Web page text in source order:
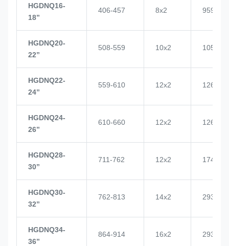
HGDNQ16-
18’’
406-457 8x2 959
HGDNQ20-
22’’
508-559 10x2 1057
HGDNQ22-
24’’
559-610 12x2 1268
HGDNQ24-
26’’
610-660 12x2 1268
HGDNQ28-
30’’
711-762 12x2 1748
HGDNQ30-
32’’
762-813 14x2 2937
HGDNQ34-
36’’
864-914 16x2 2937